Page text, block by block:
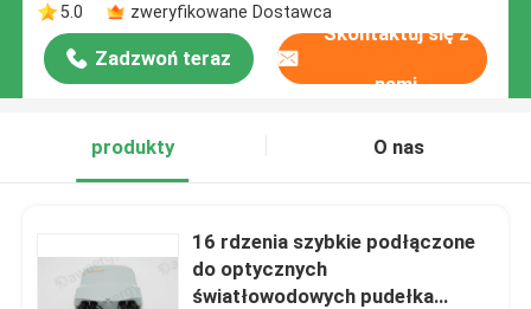
5.0
zweryfikowane Dostawca
Zadzwoń teraz
Skontaktuj się z
nami
produkty O nas
16 rdzenia szybkie podłączone
do optycznych
światłowodowych pudełka